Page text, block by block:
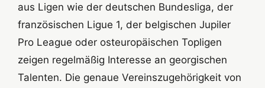
aus Ligen wie der deutschen Bundesliga, der
französischen Ligue 1, der belgischen Jupiler
Pro League oder osteuropäischen Topligen
zeigen regelmäßig Interesse an georgischen
Talenten. Die genaue Vereinszugehörigkeit von